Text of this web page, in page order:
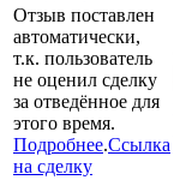
Отзыв поставлен
автоматически,
т.к. пользователь
не оценил сделку
за отведённое для
этого время.
Подробнее.Ссылка
на сделку